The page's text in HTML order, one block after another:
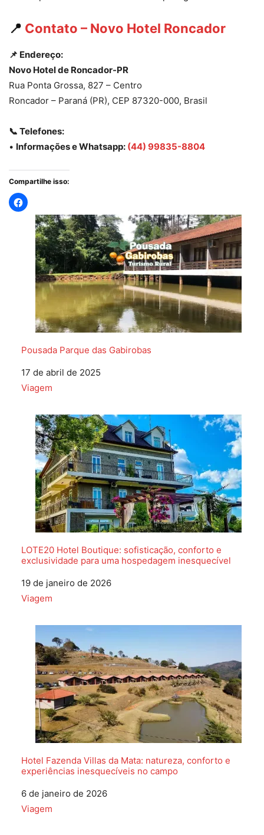
📍 Contato – Novo Hotel Roncador
📌 Endereço:
Novo Hotel de Roncador-PR
Rua Ponta Grossa, 827 – Centro
Roncador – Paraná (PR), CEP 87320-000, Brasil
📞 Telefones:
• Informações e Whatsapp: (44) 99835-8804
Compartilhe isso:
Pousada Parque das Gabirobas
Data
17 de abril de 2025
Em relação a
Viagem
LOTE20 Hotel Boutique: sofisticação, conforto e
exclusividade para uma hospedagem inesquecível
Data
19 de janeiro de 2026
Em relação a
Viagem
Hotel Fazenda Villas da Mata: natureza, conforto e
experiências inesquecíveis no campo
Data
6 de janeiro de 2026
Em relação a
Viagem